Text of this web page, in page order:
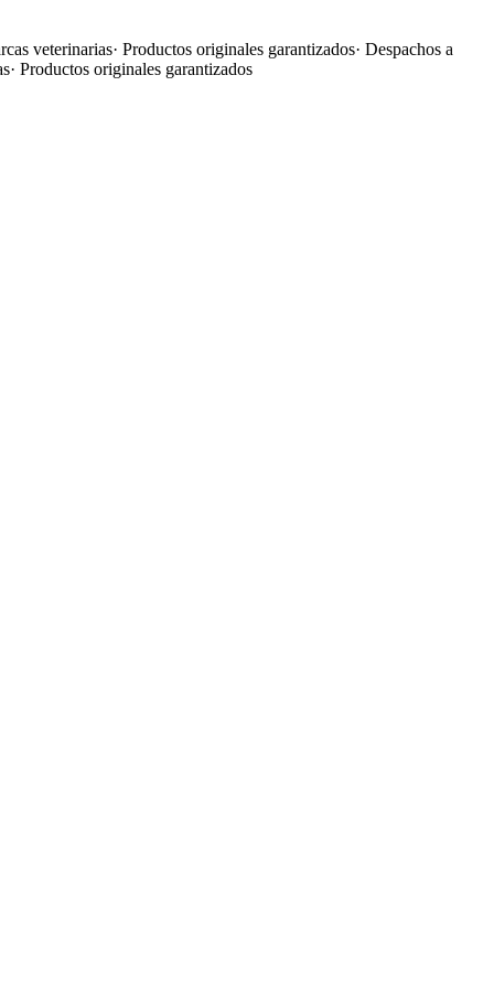
veterinarias· Productos originales garantizados· Despachos a
· Productos originales garantizados